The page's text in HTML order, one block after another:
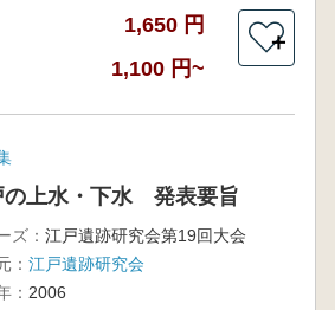
1,650 円
1,100 円~
＋
の上水・下水 発表要旨
ズ： 江戸遺跡研究会第19回大会
： 江戸遺跡研究会
： 2006